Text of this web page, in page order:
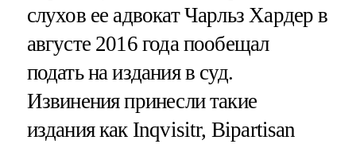
слухов ее адвокат Чарльз Хардер в
августе 2016 года пообещал
подать на издания в суд.
Извинения принесли такие
издания как Inqvisitr, Bipartisan